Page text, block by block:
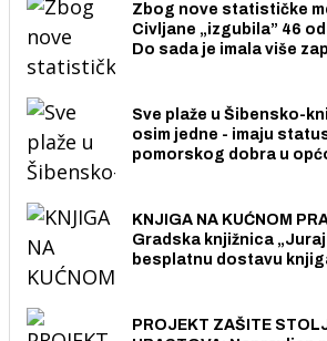
Zbog nove statističke
Civljane „izgubila” 46
Do sada je imala više
Sve plaže u Šibensko-
osim jedne - imaju
pomorskog dobra u
KNJIGA NA KUĆNOM
Gradska knjižnica
besplatnu dostavu
PROJEKT ZAŠITE